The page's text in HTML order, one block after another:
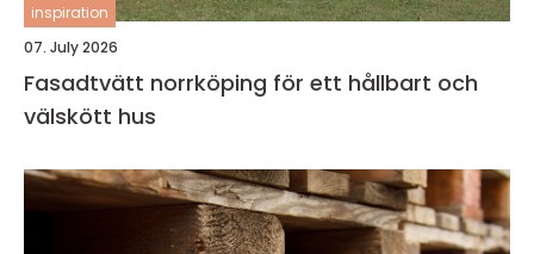
inspiration
07. July 2026
Fasadtvätt norrköping för ett hållbart och
välskött hus